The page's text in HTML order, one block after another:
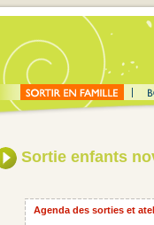
Sortie enfants
Agenda des sorties et